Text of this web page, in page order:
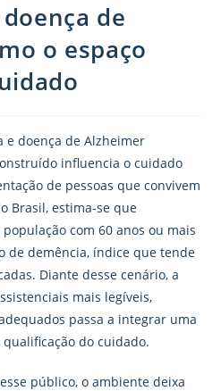
de
o espaço
doença de Alzheimer
influencia o cuidado
de pessoas que convivem
Brasil, estima-se que
com 60 anos ou mais
de demência, índice que tende
Diante desse cenário, a
mais legíveis,
passa a integrar uma
do cuidado.
público, o ambiente deixa